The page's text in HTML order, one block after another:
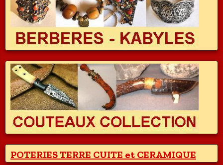
POTERIES TERRE CUITE et CERAMIQUE